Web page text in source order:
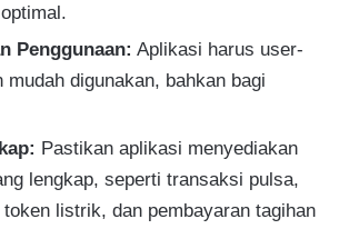
Penggunaan: Aplikasi harus user-
mudah digunakan, bahkan bagi
Pastikan aplikasi menyediakan
lengkap, seperti transaksi pulsa,
listrik, dan pembayaran tagihan